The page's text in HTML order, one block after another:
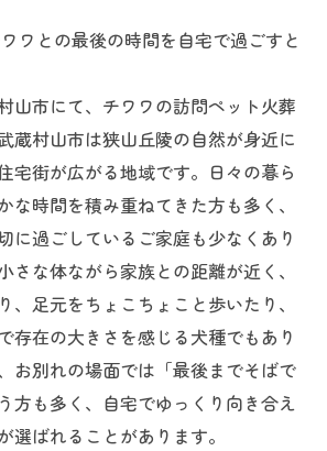
ワとの最後の時間を自宅で過ごすと
山市にて、チワワの訪問ペット火葬
蔵村山市は狭山丘陵の自然が身近に
宅街が広がる地域です。日々の暮ら
な時間を積み重ねてきた方も多く、
に過ごしているご家庭も少なくあり
さな体ながら家族との距離が近く、
、足元をちょこちょこと歩いたり、
存在の大きさを感じる犬種でもあり
お別れの場面では「最後までそばで
方も多く、自宅でゆっくり向き合え
選ばれることがあります。